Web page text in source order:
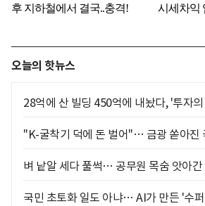
오늘의 핫뉴스
28억에 산 빌딩 450억에 내놨다, '투자
"K-굴착기 덕에 돈 벌어"… 금광 쏟아진
벼 낱알 세다 풀썩… 공무원 목숨 앗아간
국민 초토화 일도 아냐… AI가 만든 '수